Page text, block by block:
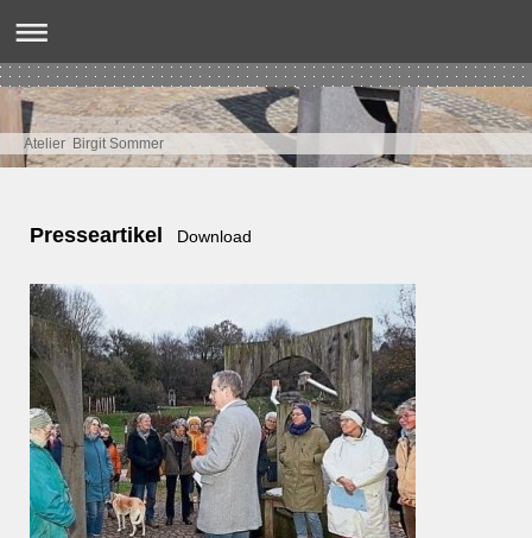
Atelier Birgit Sommer
Presseartikel Download